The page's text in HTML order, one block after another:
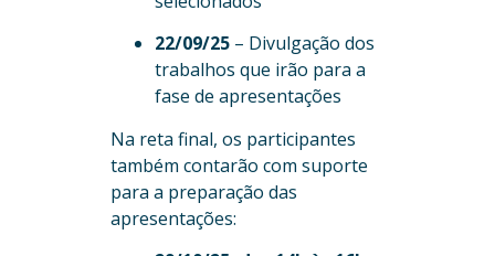
22/09/25 – Divulgação dos
trabalhos que irão para a
fase de apresentações
Na reta final, os participantes
também contarão com suporte
para a preparação das
apresentações: